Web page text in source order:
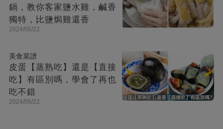
鍋，教你客家鹽水雞，鹹香
獨特，比鹽焗雞還香
2024/05/22
美食菜譜
皮蛋【蒸熟吃】還是【直接
吃】有區別嗎，學會了再也
吃不錯
2024/05/22